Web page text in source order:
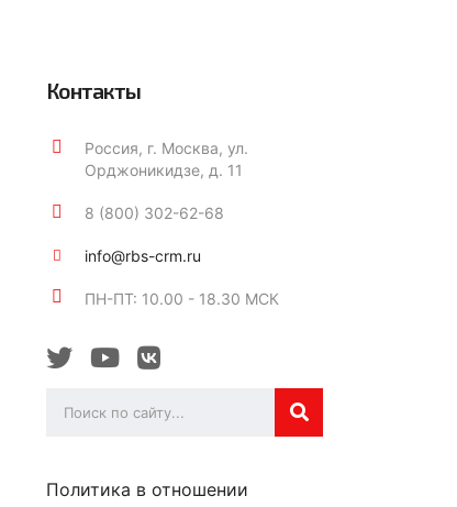
Контакты
Россия, г. Москва, ул.
Орджоникидзе, д. 11
8 (800) 302-62-68
info@rbs-crm.ru
ПН-ПТ: 10.00 - 18.30 МСК
Политика в отношении